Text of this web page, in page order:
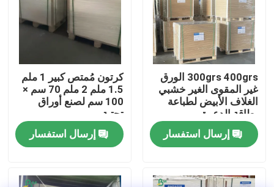
حول بنا
جولة في المعمل
ضبط الجودة
اتصل بنا
300grs 400grs الورق
غير المقوى الغير خشبي
الغلاف الأبيض لطباعة
بطاقة الدعوة
إرسال استفسار
كرتون مُمتص كبير 1 ملم
1.5 ملم 2 ملم 70 سم ×
100 سم لصنع أوراق
تحتية
إرسال استفسار